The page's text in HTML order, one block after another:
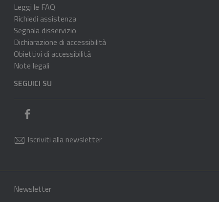
Leggi le FAQ
Richiedi assistenza
Segnala disservizio
Dichiarazione di accessibilità
Obiettivi di accessibilità
Note legali
SEGUICI SU
Iscriviti alla newsletter
Sezione Link di servizio
Sezione Link Utili
Newsletter